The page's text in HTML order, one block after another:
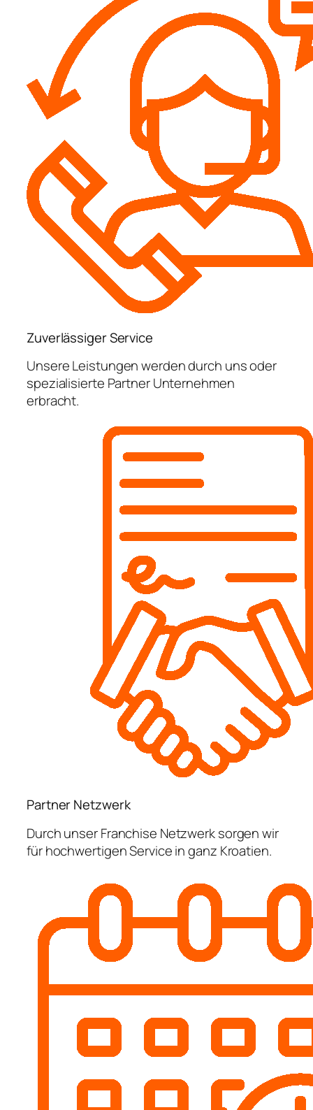
Zuverlässiger Service
Unsere Leistungen werden durch uns oder
spezialisierte Partner Unternehmen
erbracht.
Partner Netzwerk
Durch unser Franchise Netzwerk sorgen wir
für hochwertigen Service in ganz Kroatien.